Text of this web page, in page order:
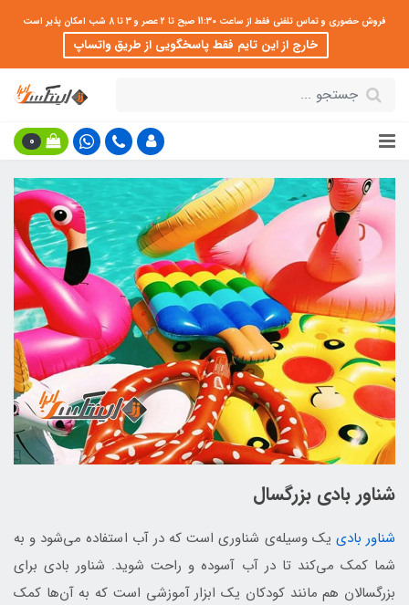
فروش حضوری و تماس تلفنی فقط از ساعت 11:30 صبح تا 2 عصر و 3 تا 8 شب امکان پذیر است
خارج از این تایم فقط پاسخگویی از طریق واتساپ
0
شناور بادی بزرگسال
شناور بادی یک وسیله‌ی شناوری است که در آب استفاده می‌شود و به
شما کمک می‌کند تا در آب آسوده و راحت شوید. شناور بادی برای
بزرگسالان هم مانند کودکان یک ابزار آموزشی است که به آن‌ها کمک